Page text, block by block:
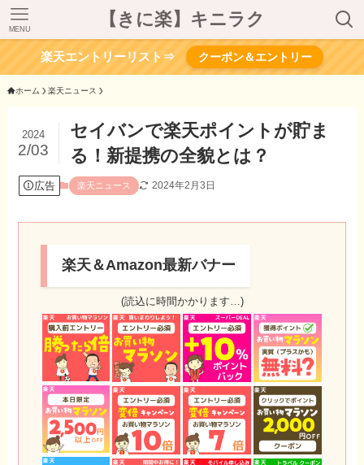
【きに楽】キニラク
MENU
楽天エントリーリスト⇒ クーポン＆エントリー
ホーム 楽天ニュース
セイバンで楽天ポイントが貯ま
る！新提携の全貌とは？
2024
2/03
広告 楽天ニュース 2024年2月3日
楽天＆Amazon最新バナー
(読込に時間かかります…)